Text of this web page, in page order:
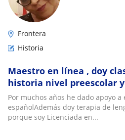
Frontera
Historia
Maestro en línea , doy
historia nivel preescolar
Por muchos años he dado apoyo
españolAdemás doy terapia de
porque soy Licenciada en...